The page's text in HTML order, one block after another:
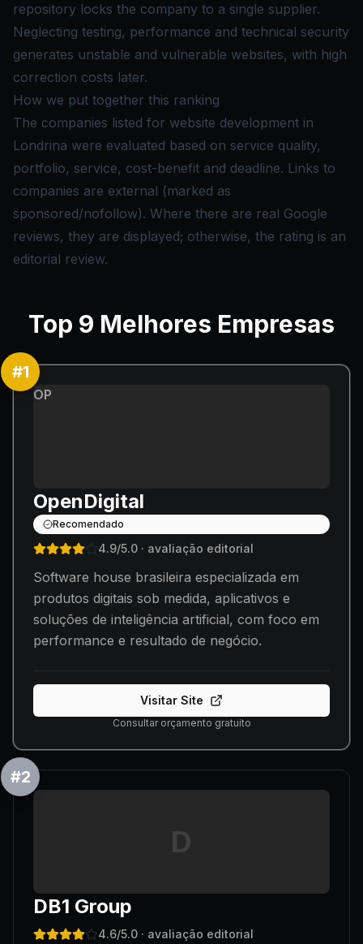
repository locks the company to a single supplier.
Neglecting testing, performance and technical security
generates unstable and vulnerable websites, with high
correction costs later.
How we put together this ranking
The companies listed for website development in
Londrina were evaluated based on service quality,
portfolio, service, cost-benefit and deadline. Links to
companies are external (marked as
sponsored/nofollow). Where there are real Google
reviews, they are displayed; otherwise, the rating is an
editorial review.
Top 9 Melhores Empresas
#1
OP
OpenDigital
Recomendado
4.9/5.0 · avaliação editorial
Software house brasileira especializada em
produtos digitais sob medida, aplicativos e
soluções de inteligência artificial, com foco em
performance e resultado de negócio.
Visitar Site
Consultar orçamento gratuito
#2
D
DB1 Group
4.6/5.0 · avaliação editorial